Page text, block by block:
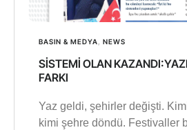
BASIN & MEDYA NEWS
SİSTEMİ OLAN
FARKI
Yaz geldi, şehirler değişti.
kimi şehre döndü. Festivaller